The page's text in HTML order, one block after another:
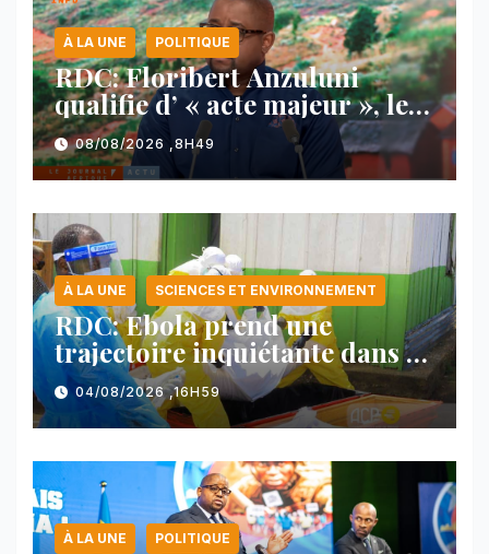
À LA UNE POLITIQUE
RDC: Floribert Anzuluni
qualifie d’ « acte majeur », le
protocole de désarmement des
FDLR
08/08/2026 ,8H49
À LA UNE SCIENCES ET ENVIRONNEMENT
RDC: Ebola prend une
trajectoire inquiétante dans le
nord-est du pays
04/08/2026 ,16H59
À LA UNE POLITIQUE